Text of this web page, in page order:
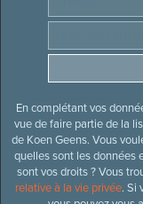
En complétant vos
vue de faire partie de la
de Koen Geens. Vous
quelles sont les données
sont vos droits ? Vous
relative à la vie privée. Si